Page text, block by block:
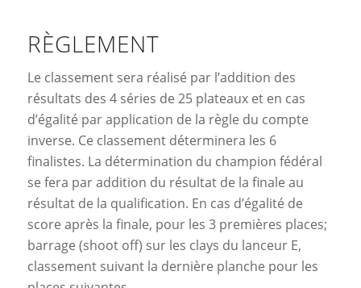
RÈGLEMENT
Le classement sera réalisé par l’addition des
résultats des 4 séries de 25 plateaux et en cas
d’égalité par application de la règle du compte
inverse. Ce classement déterminera les 6
finalistes. La détermination du champion fédéral
se fera par addition du résultat de la finale au
résultat de la qualification. En cas d’égalité de
score après la finale, pour les 3 premières places;
barrage (shoot off) sur les clays du lanceur E,
classement suivant la dernière planche pour les